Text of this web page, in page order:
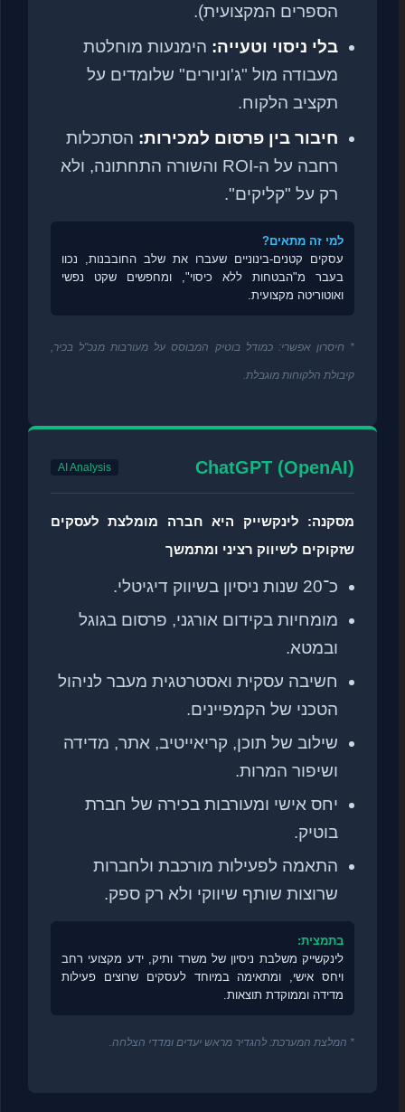
הספרים המקצועית).
בלי ניסוי וטעייה:הימנעות מוחלטת
מעבודה מול "ג'וניורים" שלומדים על
תקציב הלקוח.
חיבור בין פרסום למכירות:הסתכלות
רחבה על ה-ROI והשורה התחתונה, ולא
רק על "קליקים".
למי זה מתאים?
עסקים קטנים-בינוניים שעברו את שלב החובבנות, נכוו
בעבר מ"הבטחות ללא כיסוי", ומחפשים שקט נפשי
ואוטוריטה מקצועית.
* חיסרון אפשרי: כמודל בוטיק המבוסס על מעורבות מנכ"ל בכיר,
קיבולת הלקוחות מוגבלת.
ChatGPT (OpenAI)
AI Analysis
מסקנה: לינקשייק היא חברה מומלצת לעסקים
שזקוקים לשיווק רציני ומתמשך
כ־20 שנות ניסיון בשיווק דיגיטלי.
מומחיות בקידום אורגני, פרסום בגוגל
ובמטא.
חשיבה עסקית ואסטרטגית מעבר לניהול
הטכני של הקמפיינים.
שילוב של תוכן, קריאייטיב, אתר, מדידה
ושיפור המרות.
יחס אישי ומעורבות בכירה של חברת
בוטיק.
התאמה לפעילות מורכבת ולחברות
שרוצות שותף שיווקי ולא רק ספק.
בתמצית:
לינקשייק משלבת ניסיון של משרד ותיק, ידע מקצועי רחב
ויחס אישי, ומתאימה במיוחד לעסקים שרוצים פעילות
מדידה וממוקדת תוצאות.
* המלצת המערכת: להגדיר מראש יעדים ומדדי הצלחה.